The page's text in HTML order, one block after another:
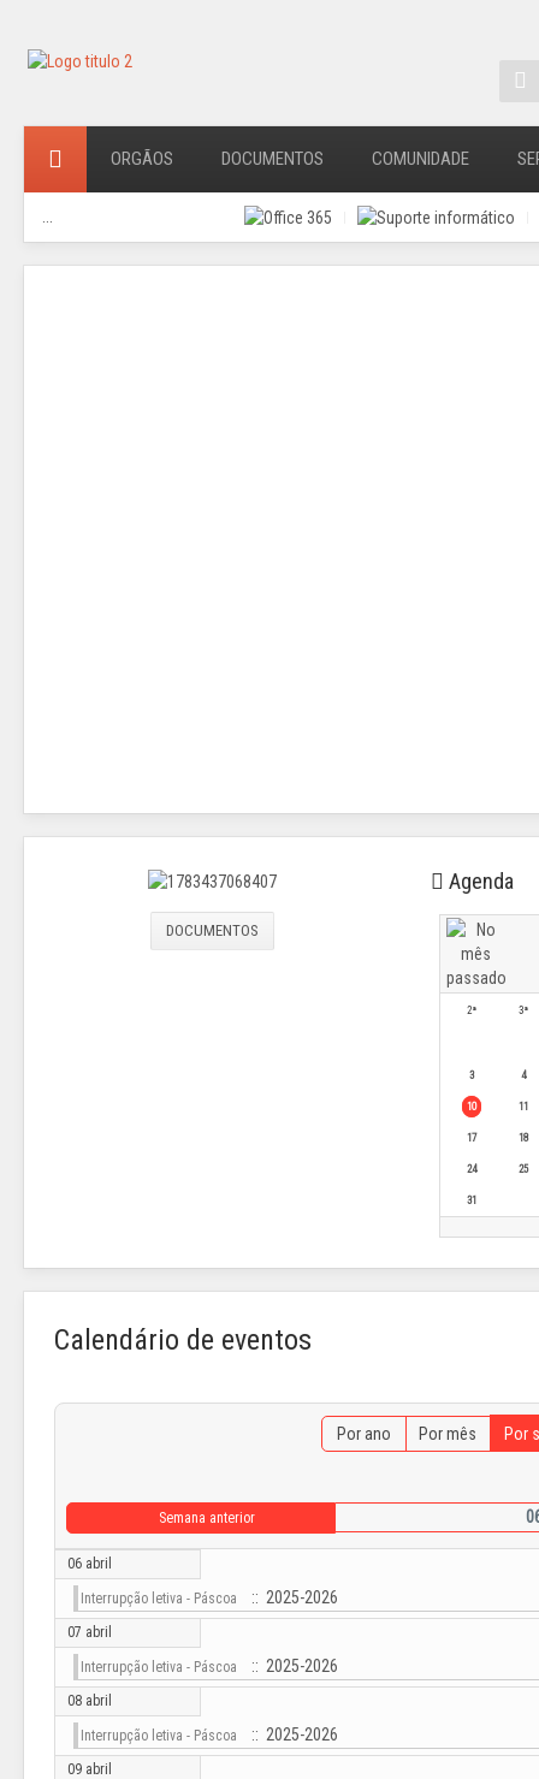
ORGÃOS DOCUMENTOS COMUNIDADE
DOCUMENTOS
Agenda
2ª 3ª
3 4
10 11
17 18
24 25
31
Calendário de eventos
Por ano Por mês Por
Semana anterior
06 abril
Interrupção letiva - Páscoa :: 2025-2026
07 abril
Interrupção letiva - Páscoa :: 2025-2026
08 abril
Interrupção letiva - Páscoa :: 2025-2026
09 abril